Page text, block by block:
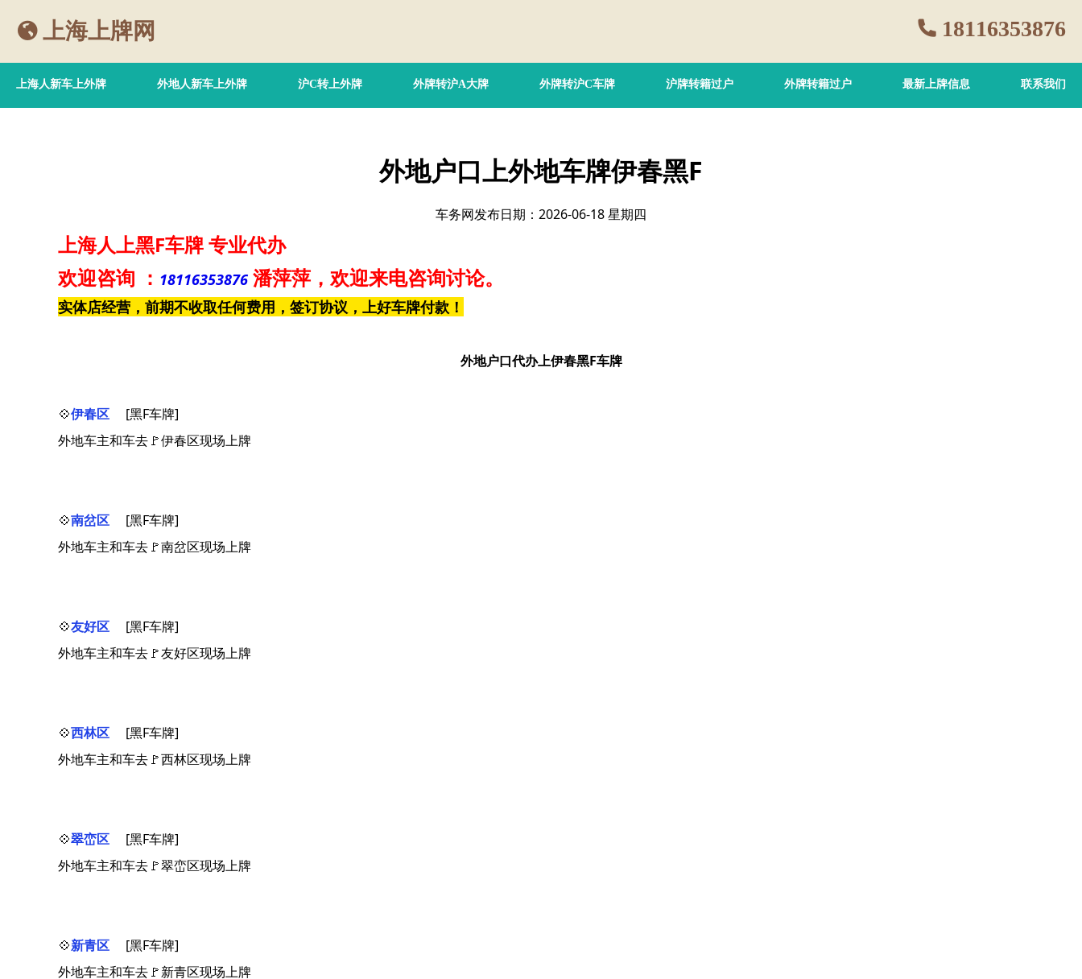
上海上牌网 18116353876
上海人新车上外牌 外地人新车上外牌 沪C转上外牌 外牌转沪A大牌 外牌转沪C车牌 沪牌转籍过户 外牌转籍过户 最新上牌信息 联系我们
外地户口上外地车牌伊春黑F
车务网发布日期：2026-06-18 星期四
上海人上黑F车牌专业代办
欢迎咨询 ： 18116353876 潘萍萍 ，欢迎来电咨询讨论。
实体店经营，前期不收取任何费用，签订协议，上好车牌付款！
外地户口代办上伊春黑F车牌
💠伊春区
[黑F车牌]
外地车主和车去🚩伊春区现场上牌
💠南岔区
[黑F车牌]
外地车主和车去🚩南岔区现场上牌
💠友好区
[黑F车牌]
外地车主和车去🚩友好区现场上牌
💠西林区
[黑F车牌]
外地车主和车去🚩西林区现场上牌
💠翠峦区
[黑F车牌]
外地车主和车去🚩翠峦区现场上牌
💠新青区
[黑F车牌]
外地车主和车去🚩新青区现场上牌